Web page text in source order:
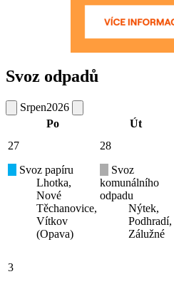
Svoz odpadů
Srpen2026
Po
Út
27
Svoz papíru
Lhotka,
Nové
Těchanovice,
Vítkov
(Opava)
28
Svoz
komunálního
odpadu
Nýtek,
Podhradí,
Zálužné
3